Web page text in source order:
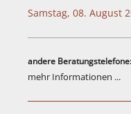
Samstag, 08. August
andere Beratungstelefone:
mehr Informationen ...